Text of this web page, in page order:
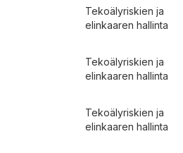
Tekoälyriskien ja
elinkaaren hallinta
Tekoälyriskien ja
elinkaaren hallinta
Tekoälyriskien ja
elinkaaren hallinta